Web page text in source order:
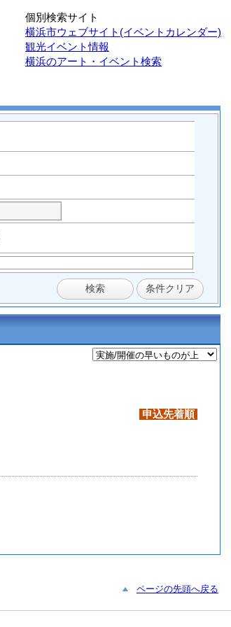
個別検索サイト
横浜市ウェブサイト(イベントカレンダー)
観光イベント情報
横浜のアート・イベント検索
申込先着順
ページの先頭へ戻る